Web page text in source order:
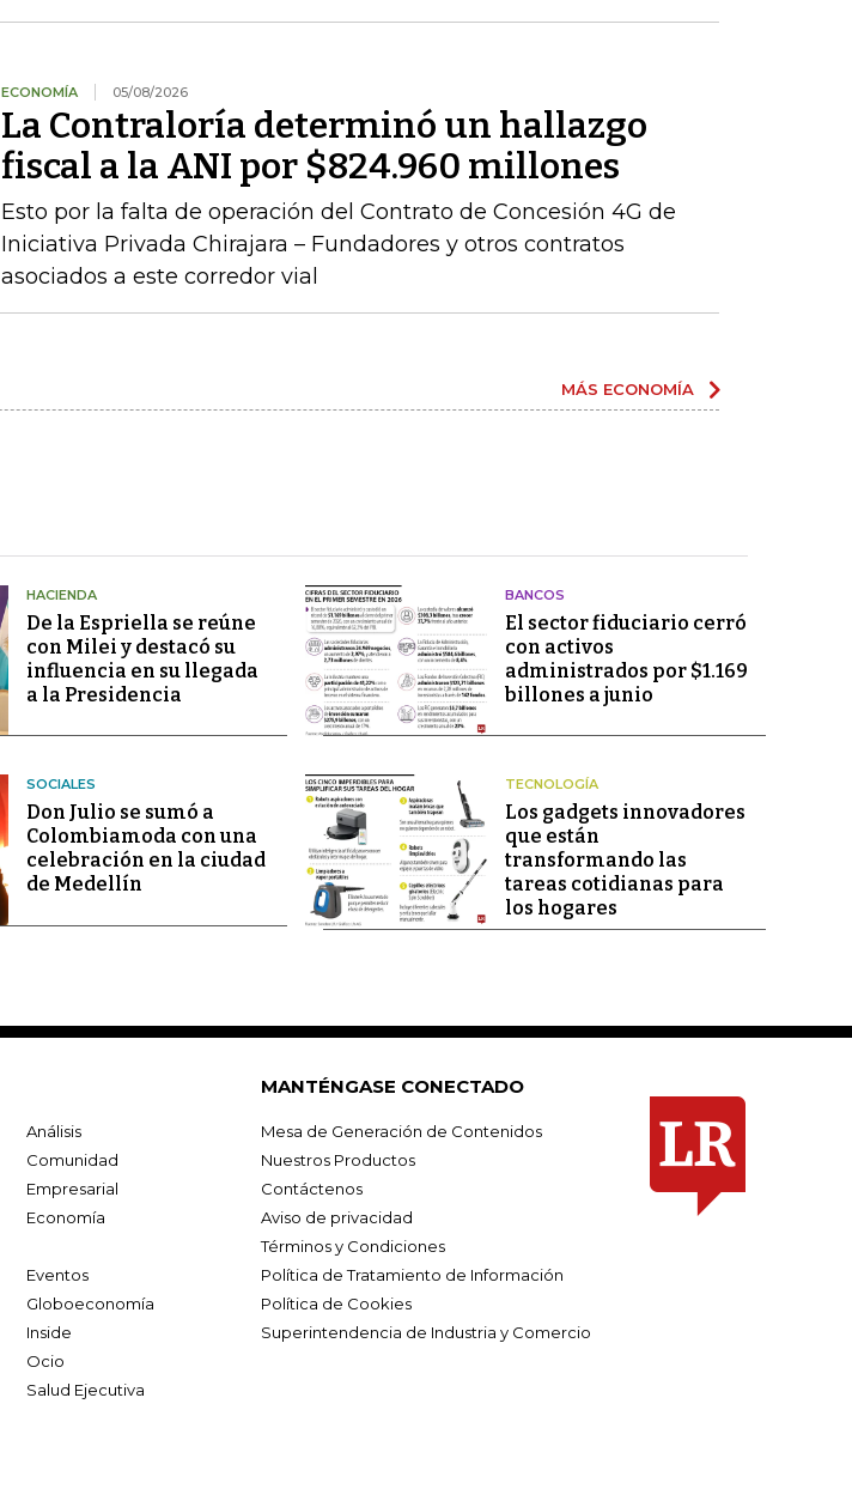
ECONOMÍA 05/08/2026
La Contraloría determinó un hallazgo
fiscal a la ANI por $824.960 millones
Esto por la falta de operación del Contrato de Concesión 4G de
Iniciativa Privada Chirajara – Fundadores y otros contratos
asociados a este corredor vial
MÁS ECONOMÍA
HACIENDA
De la Espriella se reúne
con Milei y destacó su
influencia en su llegada
a la Presidencia
BANCOS
El sector fiduciario cerró
con activos
administrados por $1.169
billones a junio
SOCIALES
Don Julio se sumó a
Colombiamoda con una
celebración en la ciudad
de Medellín
TECNOLOGÍA
Los gadgets innovadores
que están
transformando las
tareas cotidianas para
los hogares
Análisis
Comunidad
Empresarial
Economía
Eventos
Globoeconomía
Inside
Ocio
Salud Ejecutiva
MANTÉNGASE CONECTADO
Mesa de Generación de Contenidos
Nuestros Productos
Contáctenos
Aviso de privacidad
Términos y Condiciones
Política de Tratamiento de Información
Política de Cookies
Superintendencia de Industria y Comercio